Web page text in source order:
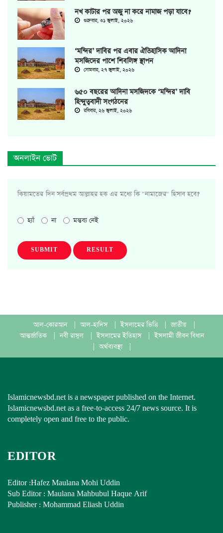
নখ কাটার পর অজু না করে নামাজ পড়া যাবে?
শুক্রবার, ৩১ জুলাই, ২০২৬
‘মন্দির’ দাবির পর এবার ঐতিহাসিক আদিনা
মসজিদের পাশে শিবলিঙ্গ স্থাপন
সোমবার, ২৭ জুলাই, ২০২৬
৬৫০ বছরের আদিনা মসজিদকে ‘মন্দির’ দাবি
হিন্দুত্ববাদী সংগঠনের
রবিবার, ২৬ জুলাই, ২০২৬
অনলাইন ভোট
কিয়ামতের দিন সর্বপ্রথম আল্লাহর হক এর মধ্যে কি "নামাজের" হিসাব হবে?
হ্যাঁ না মন্তব্য নেই
SUBMIT RESULT
আল-কোরআন আল-হাদিস ইসলামের ভিত্তি জাতীয়
আন্তর্জাতিক
নবী রাসুল ইসলামের ইতিহাস
ইসলামী জীবন বিধান
অর্থব্যবস্থা
Islamicnewsbd.net is a newspaper published on the Internet.
Islamicnewsbd.net as a free-to-access 24/7 news source. It is
completely open and free to the public.
EDITOR
Editor :Hafez Maulana Mohi Uddin
Sub Editor : Maulana Mahbubul Haque Arif
Publisher : Mohammad Eliash Uddin